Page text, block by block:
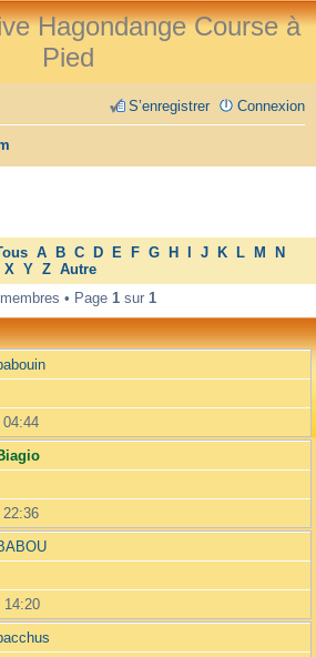
Hagondange Course à
Pied
Connexion
S’enregistrer
A B C D E F G H J K L M
N
X Y Z Autre
• Page 1sur 1
14:20